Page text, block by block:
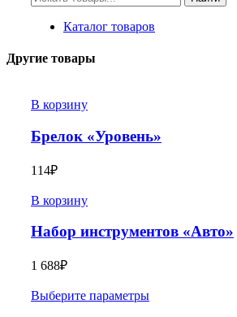
Каталог товаров
Другие товары
В корзину
Брелок «Уровень»
114₽
В корзину
Набор инструментов «Авто»
1 688₽
Выберите параметры